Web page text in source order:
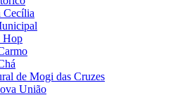
Cecília
Hop
de Mogi das Cruzes
União